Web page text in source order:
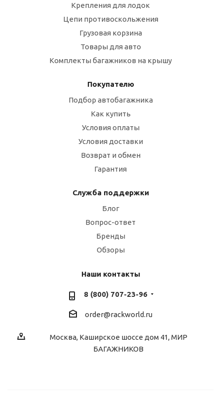
Крепления для лодок
Цепи противоскольжения
Грузовая корзина
Товары для авто
Комплекты багажников на крышу
Покупателю
Подбор автобагажника
Как купить
Условия оплаты
Условия доставки
Возврат и обмен
Гарантия
Служба поддержки
Блог
Вопрос-ответ
Бренды
Обзоры
Наши контакты
8 (800) 707-23-96
order@rackworld.ru
Москва, Каширское шоссе дом 41, МИР
БАГАЖНИКОВ